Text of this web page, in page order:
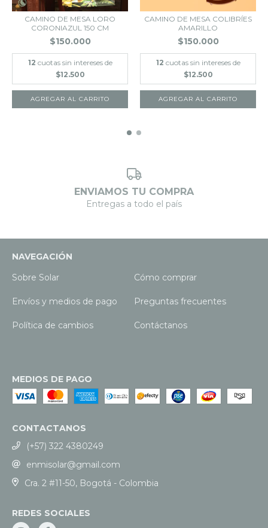
CAMINO DE MESA LORO
CORONIAZUL 150 CM
$150.000
12 cuotas sin intereses de
$12.500
CAMINO DE MESA COLIBRÍES
AMARILLO
$150.000
12 cuotas sin intereses de
$12.500
AGREGAR AL CARRITO
ENVIAMOS TU COMPRA
Entregas a todo el país
NAVEGACIÓN
Sobre Solar
Cómo comprar
Envíos y medios de pago Preguntas frecuentes
Política de cambios Contáctanos
MEDIOS DE PAGO
CONTACTANOS
(+57) 322 4380249
enmisolar@gmail.com
Cra. 2 #11-50, Bogotá - Colombia
REDES SOCIALES